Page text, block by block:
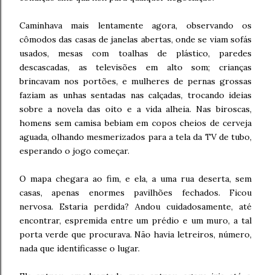
Caminhava mais lentamente agora, observando os
cômodos das casas de janelas abertas, onde se viam sofás
usados, mesas com toalhas de plástico, paredes
descascadas, as televisões em alto som; crianças
brincavam nos portões, e mulheres de pernas grossas
faziam as unhas sentadas nas calçadas, trocando ideias
sobre a novela das oito e a vida alheia. Nas biroscas,
homens sem camisa bebiam em copos cheios de cerveja
aguada, olhando mesmerizados para a tela da TV de tubo,
esperando o jogo começar.
O mapa chegara ao fim, e ela, a uma rua deserta, sem
casas, apenas enormes pavilhões fechados. Ficou
nervosa. Estaria perdida? Andou cuidadosamente, até
encontrar, espremida entre um prédio e um muro, a tal
porta verde que procurava. Não havia letreiros, número,
nada que identificasse o lugar.